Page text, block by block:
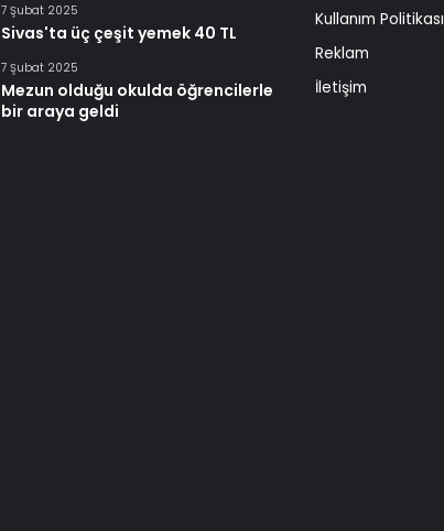
7 Şubat 2025
Sivas'ta üç çeşit yemek 40 TL
7 Şubat 2025
Mezun olduğu okulda öğrencilerle
bir araya geldi
Kullanım Politikası
Reklam
İletişim